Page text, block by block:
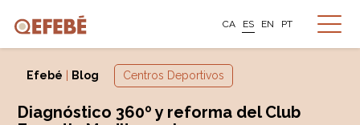
CA ES EN PT
Efebé Blog Centros Deportivos
Diagnóstico 360º y reforma del Club